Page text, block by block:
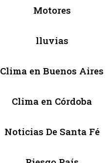
Motores
lluvias
Clima en Buenos Aires
Clima en Córdoba
Noticias De Santa Fé